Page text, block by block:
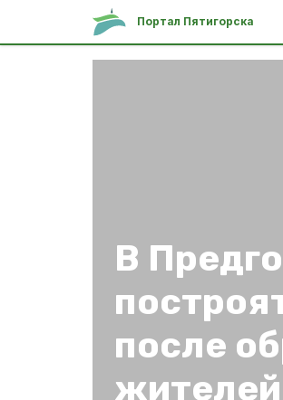
Портал Пятигорска
В
после
жителей